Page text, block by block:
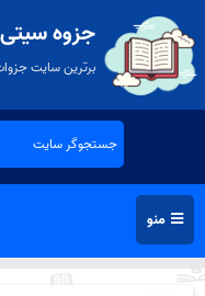
جزوه سیتی
برترین سایت
منو